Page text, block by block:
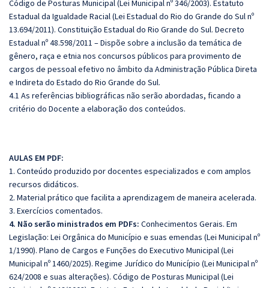
Código de Posturas Municipal (Lei Municipal nº 346/2003). Estatuto
Estadual da Igualdade Racial (Lei Estadual do Rio do Grande do Sul nº
13.694/2011). Constituição Estadual do Rio Grande do Sul. Decreto
Estadual nº 48.598/2011 – Dispõe sobre a inclusão da temática de
gênero, raça e etnia nos concursos públicos para provimento de
cargos de pessoal efetivo no âmbito da Administração Pública Direta
e Indireta do Estado do Rio Grande do Sul.
4.1 As referências bibliográficas não serão abordadas, ficando a
critério do Docente a elaboração dos conteúdos.
AULAS EM PDF:
1. Conteúdo produzido por docentes especializados e com amplos
recursos didáticos.
2. Material prático que facilita a aprendizagem de maneira acelerada.
3. Exercícios comentados.
4. Não serão ministrados em PDFs: Conhecimentos Gerais. Em
Legislação: Lei Orgânica do Município e suas emendas (Lei Municipal nº
1/1990). Plano de Cargos e Funções do Executivo Municipal (Lei
Municipal nº 1460/2025). Regime Jurídico do Município (Lei Municipal nº
624/2008 e suas alterações). Código de Posturas Municipal (Lei